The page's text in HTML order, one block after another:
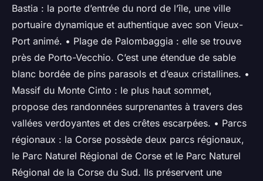
Bastia : la porte d’entrée du nord de l’île, une ville
portuaire dynamique et authentique avec son Vieux-
Port animé. • Plage de Palombaggia : elle se trouve
près de Porto-Vecchio. C’est une étendue de sable
blanc bordée de pins parasols et d’eaux cristallines. •
Massif du Monte Cinto : le plus haut sommet,
propose des randonnées surprenantes à travers des
vallées verdoyantes et des crêtes escarpées. • Parcs
régionaux : la Corse possède deux parcs régionaux,
le Parc Naturel Régional de Corse et le Parc Naturel
Régional de la Corse du Sud. Ils préservent une